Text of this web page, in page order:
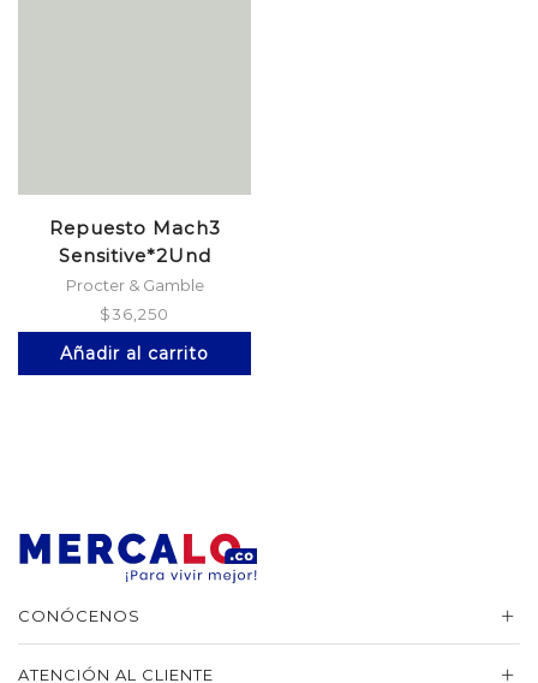
Repuesto Mach3
Sensitive*2Und
Procter & Gamble
$36,250
Añadir al carrito
CONÓCENOS
ATENCIÓN AL CLIENTE